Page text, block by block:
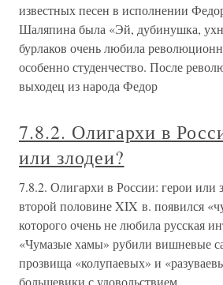
известных песен в исполнении
Шаляпина была «Эй, дубинушка,
бурлаков очень любила
особенно студенчество. После
выходец из народа Федор
7.8.2. Олигархи в
или злодеи?
7.8.2. Олигархи в России: герои или
второй половине XIX в. появился
которого очень не любила русская
«Чумазые хамы» рубили вишневые
прозвища «колупаевых» и
большевики с удовольствием